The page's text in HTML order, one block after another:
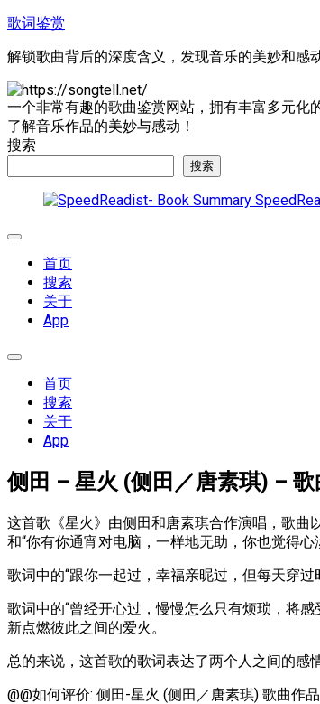
跳
内
容
歌词鉴赏
解锁歌曲背后的深度含义，发现音乐的美妙和感
一个非常有趣的歌曲鉴赏网站，拥有丰富多元化
了解音乐作品的美妙与感动！
搜索
搜索
展
首页
搜索
关于
App
展
首页
搜索
关于
App
侧田 – 星火 (侧田／唐素琪) –
这首歌《星火》由侧田和唐素琪合作演唱，歌曲
和“你有你通宵对电脑，一样地无助，你也觉得
歌词中的“跟你一起过，幸福亲昵过，但每天穿
歌词中的“曾经开心过，慢慢怎么只有烦琐，将
新点燃彼此之间的爱火。
总的来说，这首歌的歌词表达了两个人之间的感
@@如何评价: 侧田-星火 (侧田／唐素琪) 歌曲作